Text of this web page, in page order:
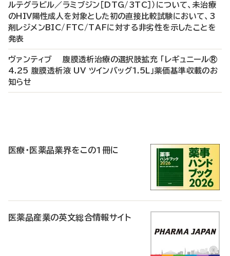
ルテグラビル／ラミブジン［DTG/3TC］）について、未治療
のHIV陽性成人を対象とした初の直接比較試験において、3
剤レジメンBIC/FTC/TAFに対する非劣性を示したことを
発表
ヴァンティブ 腹膜透析治療の選択肢拡充 「レギュニール®
4.25 腹膜透析液 UV ツインバッグ1.5L」薬価基準収載のお
知らせ
医療・医薬品業界をこの1冊に
医薬品産業の英文総合情報サイト